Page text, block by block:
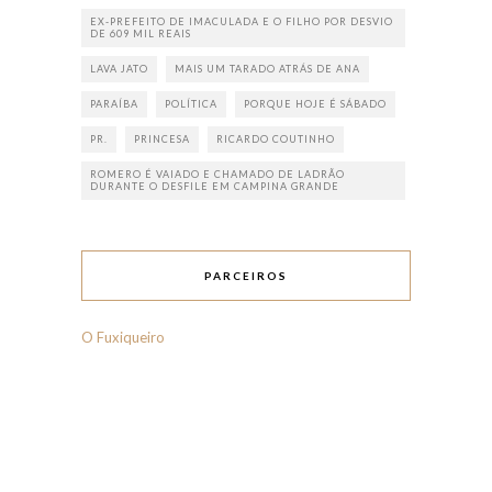
EX-PREFEITO DE IMACULADA E O FILHO POR DESVIO
DE 609 MIL REAIS
LAVA JATO MAIS UM TARADO ATRÁS DE ANA
PARAÍBA POLÍTICA PORQUE HOJE É SÁBADO
PR. PRINCESA RICARDO COUTINHO
ROMERO É VAIADO E CHAMADO DE LADRÃO
DURANTE O DESFILE EM CAMPINA GRANDE
PARCEIROS
O Fuxiqueiro